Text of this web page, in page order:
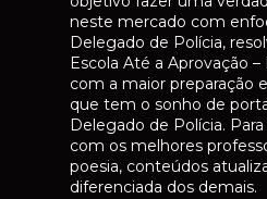
Produção de prova no
alimentos no exterior. A
Aspectos Civis do
Sequestro Internacional
Crianças e seu regime
Internacional do Meio
Vinicius Dalazoana
Bacharel em Direito pela
neste mercado com
Delegado de Polícia,
Escola Até a Aprovação –
com a maior preparação
que tem o sonho de
Delegado de Polícia.
com os melhores
poesia, conteúdos
diferenciada dos demais.